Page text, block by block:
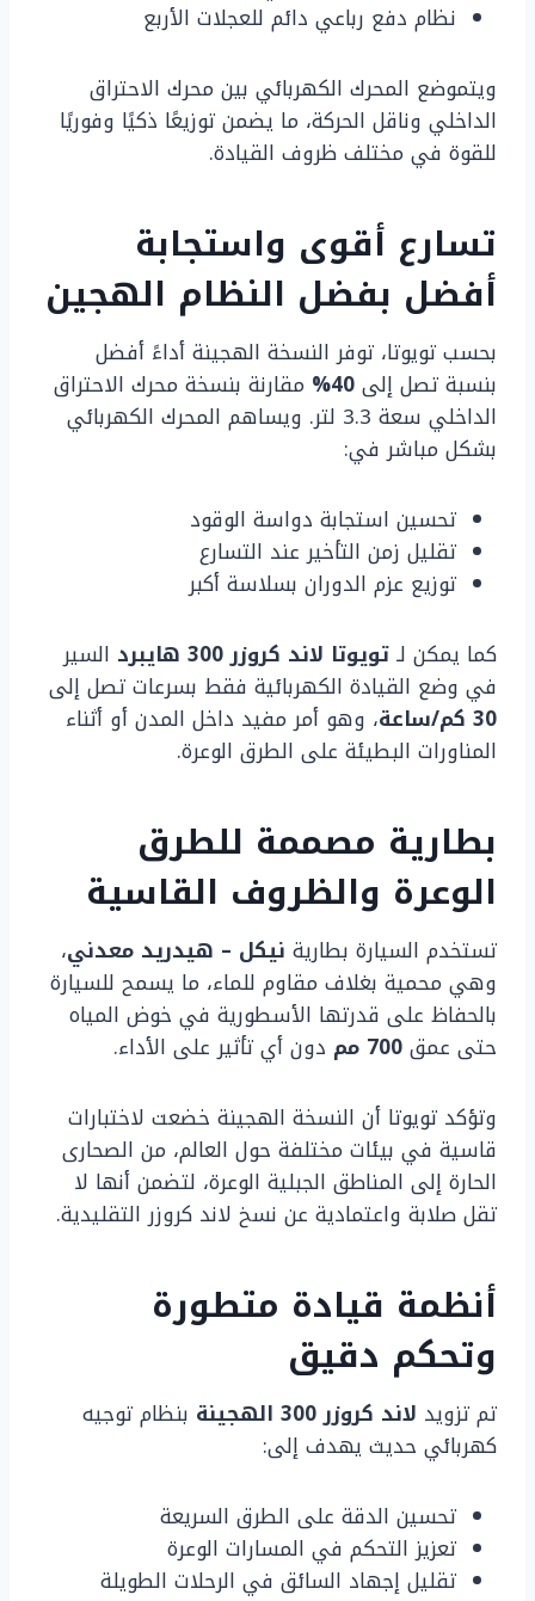
نظام دفع رباعي دائم للعجلات الأربع
ويتموضع المحرك الكهربائي بين محرك الاحتراق
الداخلي وناقل الحركة، ما يضمن توزيعًا ذكيًا وفوريًا
للقوة في مختلف ظروف القيادة.
تسارع أقوى واستجابة
أفضل بفضل النظام الهجين
بحسب تويوتا، توفر النسخة الهجينة أداءً أفضل
بنسبة تصل إلى40%
مقارنة بنسخة محرك الاحتراق
الداخلي سعة 3.3 لتر. ويساهم المحرك الكهربائي
بشكل مباشر في:
تحسين استجابة دواسة الوقود
تقليل زمن التأخير عند التسارع
توزيع عزم الدوران بسلاسة أكبر
كما يمكن لـتويوتا لاند كروزر 300 هايبرد
السير
في وضع القيادة الكهربائية فقط بسرعات تصل إلى
30 كم/ساعة
، وهو أمر مفيد داخل المدن أو أثناء
المناورات البطيئة على الطرق الوعرة.
بطارية مصممة للطرق
الوعرة والظروف القاسية
تستخدم السيارة بطارية نيكل – هيدريد معدني،
وهي محمية بغلاف مقاوم للماء، ما يسمح للسيارة
بالحفاظ على قدرتها الأسطورية في خوض المياه
حتى عمق700 مم
دون أي تأثير على الأداء.
وتؤكد تويوتا أن النسخة الهجينة خضعت لاختبارات
قاسية في بيئات مختلفة حول العالم، من الصحارى
الحارة إلى المناطق الجبلية الوعرة، لتضمن أنها لا
تقل صلابة واعتمادية عن نسخ لاند كروزر التقليدية.
أنظمة قيادة متطورة
وتحكم دقيق
تم تزويد لاند كروزر 300 الهجينة
بنظام توجيه
كهربائي حديث يهدف إلى:
تحسين الدقة على الطرق السريعة
تعزيز التحكم في المسارات الوعرة
تقليل إجهاد السائق في الرحلات الطويلة